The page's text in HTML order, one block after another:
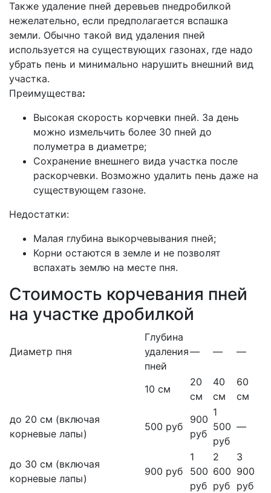
Также удаление пней деревьев пнедробилкой
нежелательно, если предполагается вспашка
земли. Обычно такой вид удаления пней
используется на существующих газонах, где надо
убрать пень и минимально нарушить внешний вид
участка.
Преимущества:
Высокая скорость корчевки пней. За день
можно измельчить более 30 пней до
полуметра в диаметре;
Сохранение внешнего вида участка после
раскорчевки. Возможно удалить пень даже на
существующем газоне.
Недостатки:
Малая глубина выкорчевывания пней;
Корни остаются в земле и не позволят
вспахать землю на месте пня.
Стоимость корчевания пней
на участке дробилкой
Диаметр пня
Глубина
удаления
пней
— — —
10 см
20
см
40
см
60
см
до 20 см (включая
корневые лапы)
500 руб
900
руб
1
500
руб
—
до 30 см (включая
корневые лапы)
900 руб
1
500
руб
2
600
руб
3
900
руб